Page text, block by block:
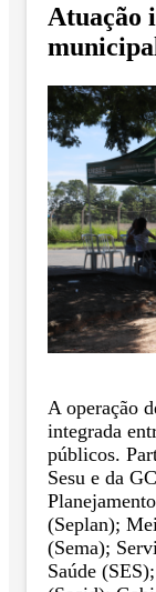
Atuação
A operação
integrada
públicos.
Sesu e da
(Seplan);
(Sema);
Saúde